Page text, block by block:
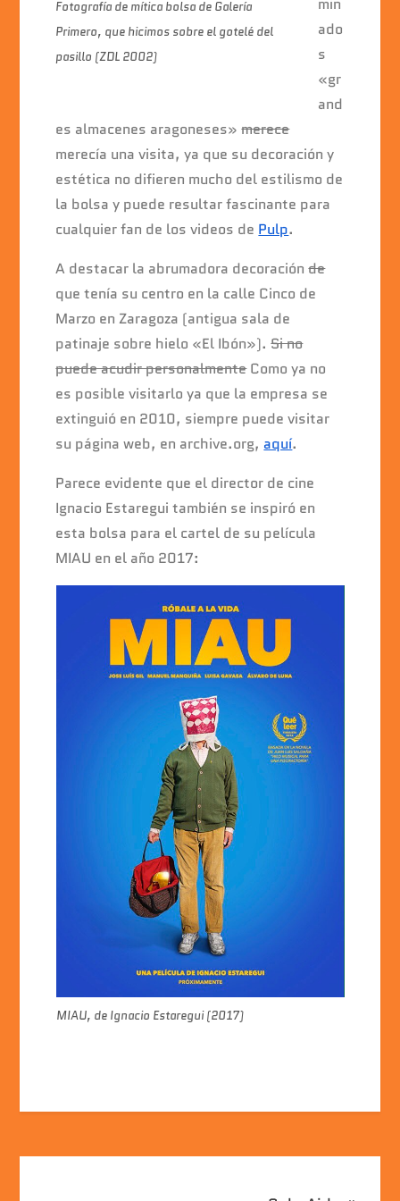
Fotografía de mítica bolsa de Galería
Primero, que hicimos sobre el gotelé del
pasillo (ZDL 2002)
ado
s
«gr
and
es almacenes aragoneses»merece
merecía una visita, ya que su decoración y
estética no difieren mucho del estilismo de
la bolsa y puede resultar fascinante para
cualquier fan de los videos de Pulp.
A destacar la abrumadora decoraciónde
que tenía su centro en la calle Cinco de
Marzo en Zaragoza (antigua sala de
patinaje sobre hielo «El Ibón»).Si no
puede acudir personalmenteComo ya no
es posible visitarlo ya que la empresa se
extinguió en 2010, siempre puede visitar
su página web, en archive.org, aquí.
Parece evidente que el director de cine
Ignacio Estaregui también se inspiró en
esta bolsa para el cartel de su película
MIAU en el año 2017:
MIAU, de Ignacio Estaregui (2017)